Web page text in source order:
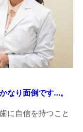
なり面倒です…。
に自信を持つこと